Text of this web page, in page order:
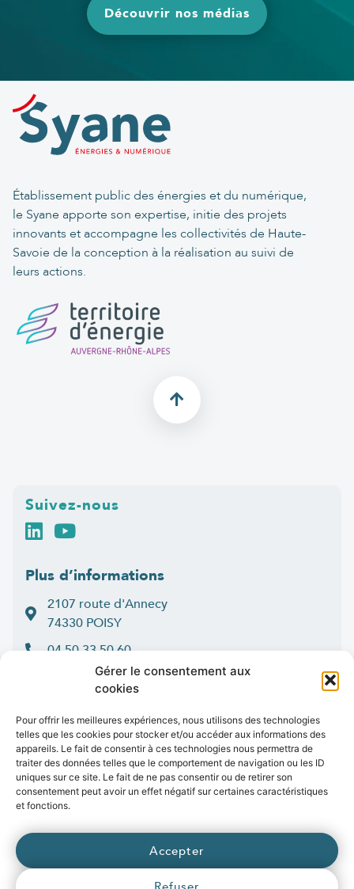
Gérer le consentement aux
cookies
Pour offrir les meilleures expériences, nous utilisons des technologies
telles que les cookies pour stocker et/ou accéder aux informations des
appareils. Le fait de consentir à ces technologies nous permettra de
traiter des données telles que le comportement de navigation ou les ID
uniques sur ce site. Le fait de ne pas consentir ou de retirer son
consentement peut avoir un effet négatif sur certaines caractéristiques
et fonctions.
Accepter
Découvrir nos médias
Établissement public des énergies et du numérique,
le Syane apporte son expertise, initie des projets
innovants et accompagne les collectivités de Haute-
Savoie de la conception à la réalisation au suivi de
leurs actions.
Suivez-nous
Plus d’informations
2107 route d'Annecy
74330 POISY
04 50 33 50 60
Lun > jeu : 9h-12h et 14h-16h30
9h-12h et 14h-16h
Contact
Marchés publicsPressePublications VidéosOpen data
fibre syanchaleur.fr
/
eborn.fr